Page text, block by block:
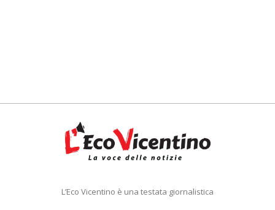
L’Eco Vicentino è una testata giornalistica